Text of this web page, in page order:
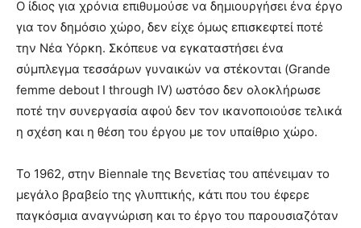
Ο ίδιος για χρόνια επιθυμούσε να δημιουργήσει ένα έργο
για τον δημόσιο χώρο, δεν είχε όμως επισκεφτεί ποτέ
την Νέα Υόρκη. Σκόπευε να εγκαταστήσει ένα
σύμπλεγμα τεσσάρων γυναικών να στέκονται (Grande
femme debout I through IV) ωστόσο δεν ολοκλήρωσε
ποτέ την συνεργασία αφού δεν τον ικανοποιούσε τελικά
η σχέση και η θέση του έργου με τον υπαίθριο χώρο.
Το 1962, στην Biennale της Βενετίας του απένειμαν το
μεγάλο βραβείο της γλυπτικής, κάτι που του έφερε
παγκόσμια αναγνώριση και το έργο του παρουσιαζόταν